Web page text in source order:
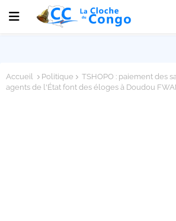
Accueil Politique
TSHOPO : paiement des
agents de l'État font des éloges à Doudou